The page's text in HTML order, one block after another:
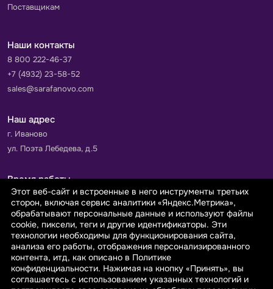
Поставщикам
Наши контакты
8 800 222-46-37
+7 (4932) 23-58-52
sales@sarafanovo.com
Наш адрес
г. Иваново
ул. Поэта Лебедева, д.5
Время работы
Пн-Пт с 9.00 до 18.00
Сб-Вс: выходной
Принимаем к оплате
Этот веб-сайт и встроенные в него инструменты третьих
сторон, включая сервис аналитики «Яндекс.Метрика»,
обрабатывают персональные данные и используют файлы
cookie, пиксели, теги и другие идентификаторы. Эти
технологии необходимы для функционирования сайта,
анализа его работы, отображения персонализированного
контента, итд, как описано в Политике
конфиденциальности. Нажимая на кнопку «Принять», вы
соглашаетесь с использованием указанных технологий и